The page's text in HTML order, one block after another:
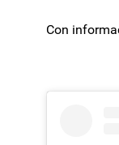
Con